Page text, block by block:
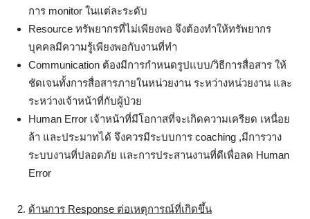
การ monitor ในแต่ละระดับ
Resource ทรัพยากรที่ไม่เพียงพอ จึงต้องทำให้ทรัพยากร
บุคคลมีความรู้เพียงพอกับงานที่ทำ
Communication ต้องมีการกำหนดรูปแบบ/วิธีการสื่อสาร ให้
ชัดเจนทั้งการสื่อสารภายในหน่วยงาน ระหว่างหน่วยงาน และ
ระหว่างเจ้าหน้าที่กับผู้ป่วย
Human Error เจ้าหน้าที่มีโอกาสที่จะเกิดความเครียด เหนื่อย
ล้า และประมาทได้ จึงควรมีระบบการ coaching ,มีการวาง
ระบบงานที่ปลอดภัย และการประสานงานที่ดีเพื่อลด Human
Error
ด้านการ Response ต่อเหตุการณ์ที่เกิดขึ้น